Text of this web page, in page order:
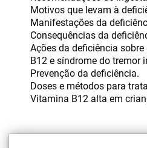
Motivos que levam à
Manifestações da
Consequências da
Ações da deficiência
B12 e síndrome do tremor
Prevenção da deficiência.
Doses e métodos para
Vitamina B12 alta em